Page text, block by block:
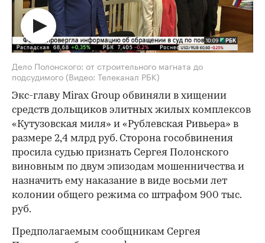
Дело Полонского: от строительного магната до
подсудимого (Видео: Телеканал РБК)
Экс-главу Mirax Group обвиняли в хищении
средств дольщиков элитных жилых комплексов
«Кутузовская миля» и «Рублевская Ривьера» в
размере 2,4 млрд руб. Сторона гособвинения
просила судью признать Сергея Полонского
виновным по двум эпизодам мошенничества и
назначить ему наказание в виде восьми лет
колонии общего режима со штрафом 900 тыс.
руб.
Предполагаемым сообщникам Сергея